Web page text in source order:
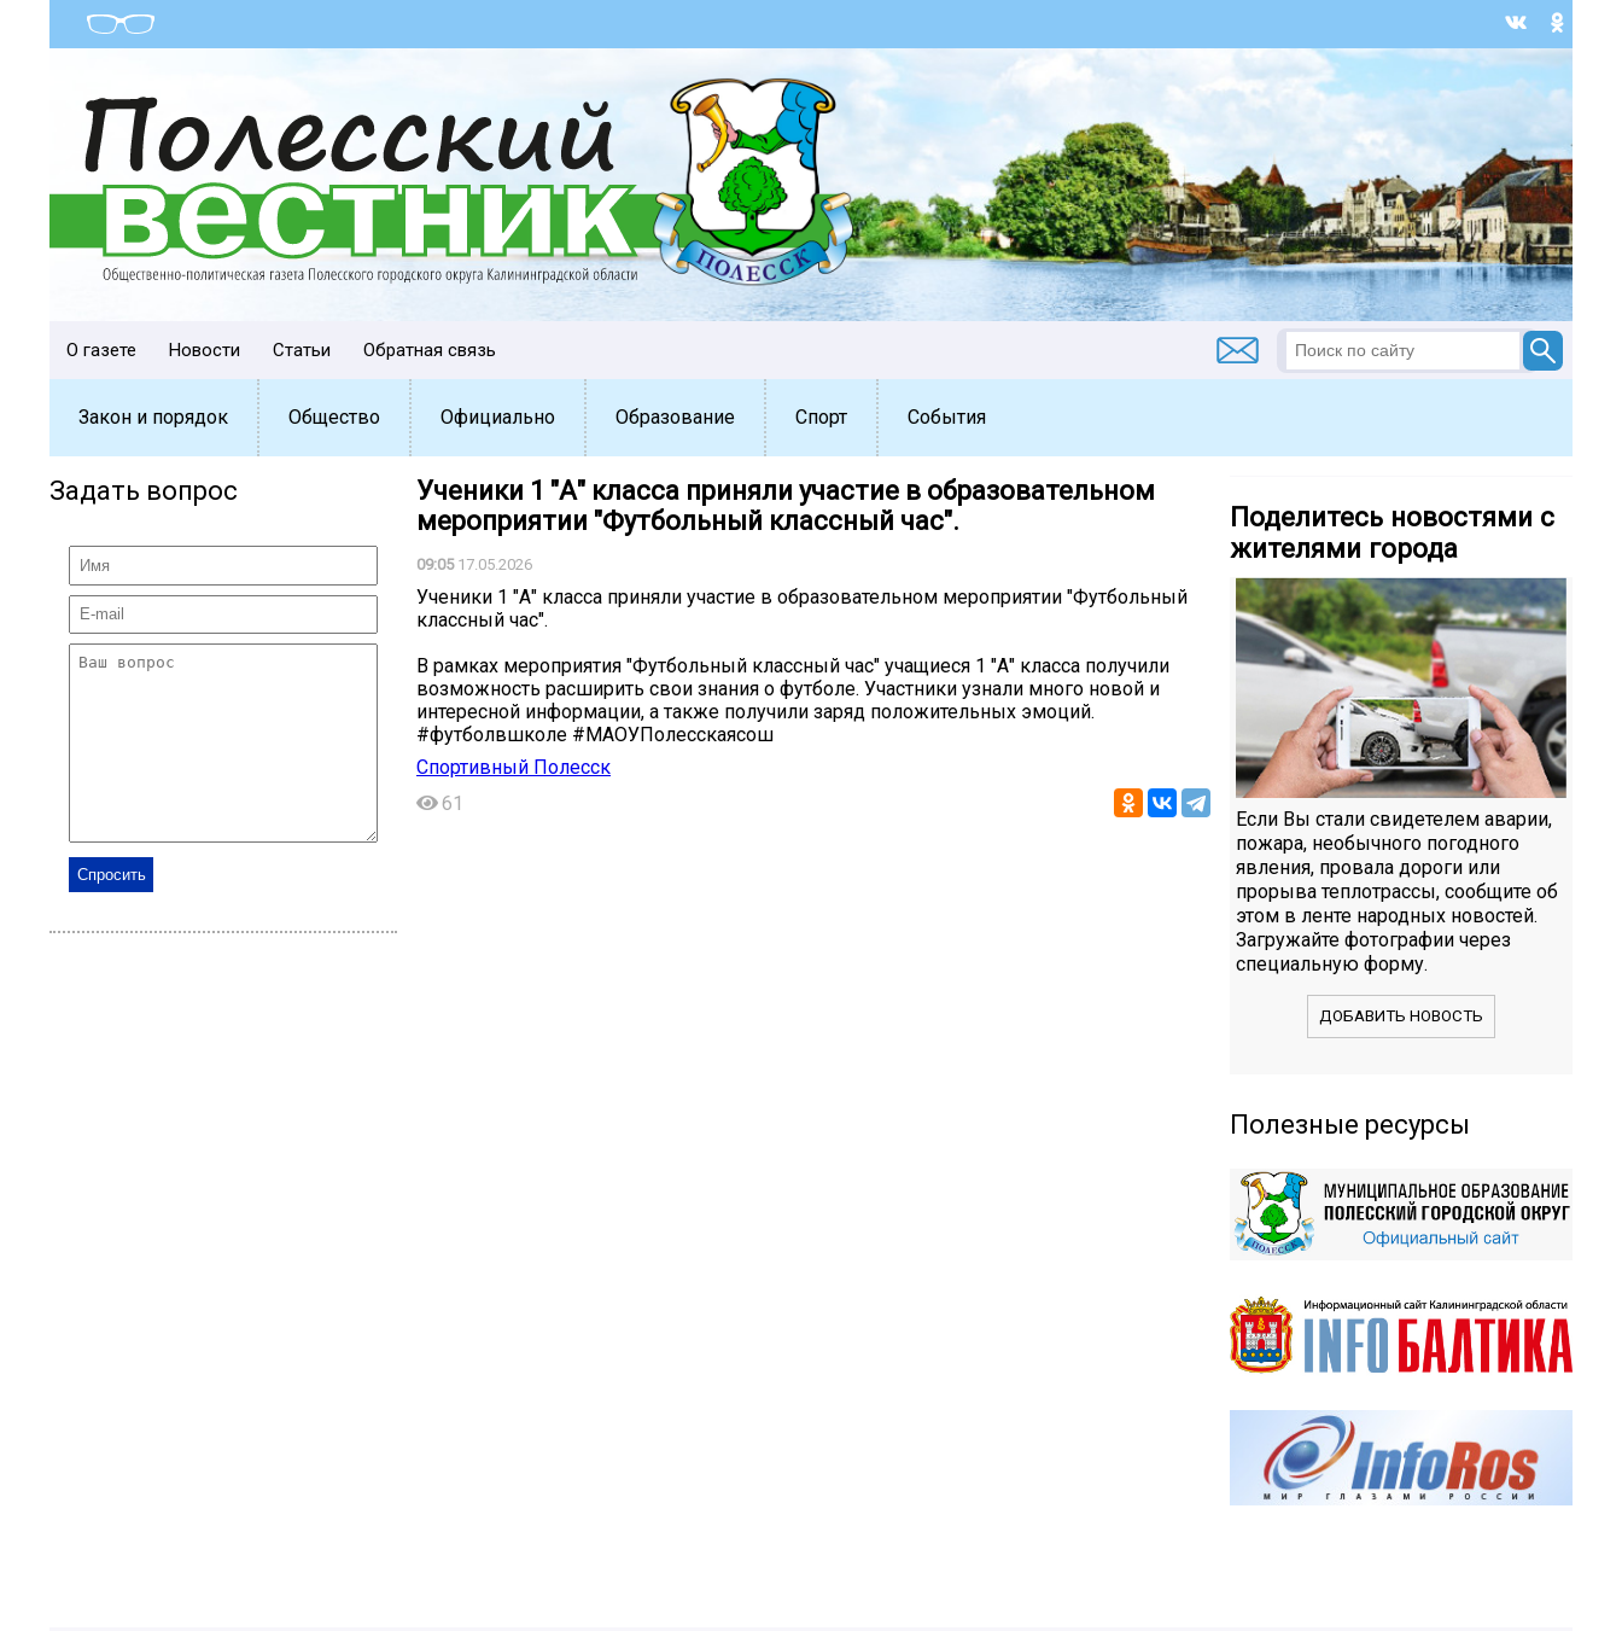
О газете Новости Статьи Обратная связь
Закон и порядок Общество Официально Образование Спорт События
Задать вопрос
Ученики 1 "А" класса приняли участие в образовательном
мероприятии "Футбольный классный час".
09:0517.05.2026
Ученики 1 "А" класса приняли участие в образовательном мероприятии "Футбольный
классный час".
В рамках мероприятия "Футбольный классный час" учащиеся 1 "А" класса получили
возможность расширить свои знания о футболе. Участники узнали много новой и
интересной информации, а также получили заряд положительных эмоций.
#футболвшколе #МАОУПолесскаясош
Спортивный Полесск
61
Поделитесь новостями с
жителями города
Если Вы стали свидетелем аварии,
пожара, необычного погодного
явления, провала дороги или
прорыва теплотрассы, сообщите об
этом в ленте народных новостей.
Загружайте фотографии через
специальную форму.
ДОБАВИТЬ НОВОСТЬ
Полезные ресурсы